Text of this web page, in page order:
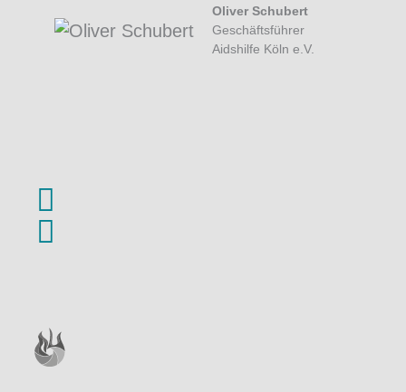
Oliver Schubert
Geschäftsführer
Aidshilfe Köln e.V.